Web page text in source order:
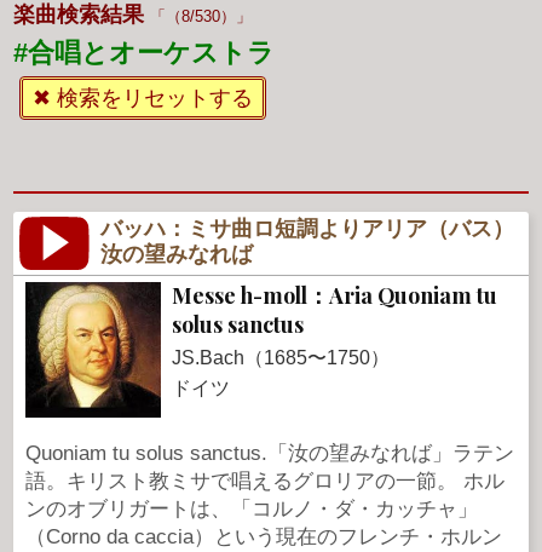
楽曲検索結果
（8/530）
#合唱とオーケストラ
✖ 検索をリセットする
バッハ：ミサ曲ロ短調よりアリア（バス）
汝の望みなれば
Messe h-moll：Aria Quoniam tu
solus sanctus
JS.Bach（1685〜1750）
ドイツ
Quoniam tu solus sanctus.「汝の望みなれば」ラテン
語。キリスト教ミサで唱えるグロリアの一節。 ホル
ンのオブリガートは、「コルノ・ダ・カッチャ」
（Corno da caccia）という現在のフレンチ・ホルン